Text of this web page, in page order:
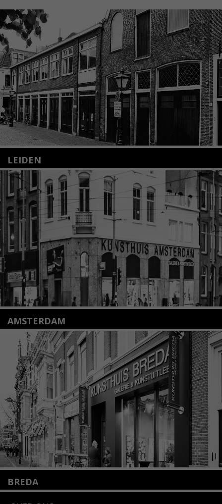
LEIDEN
Nieuwstraat 35
2312 KA Leiden
+31(0)71 – 52 84 480
info@kunsthuisleiden.nl
Lees meer
AMSTERDAM
Amstelveenseweg 135
1075 VX Amsterdam
+31 (0)20 2332546
info@kunsthuisamsterdam.nl
Lees meer
BREDA